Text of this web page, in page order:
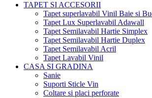
TAPET SI ACCESORII
Tapet superlavabil Vinil Baie si
Tapet Lux Superlavabil Adawall
Tapet Semilavabil Hartie Simplex
Tapet Semilavabil Hartie Duplex
Tapet Semilavabil Acril
Tapet Lavabil Vinil
CASA SI GRADINA
Sanie
Suporti Sticle Vin
Coltare si placi perforate